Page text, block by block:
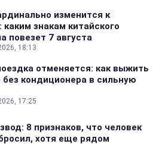
изменится к
знакам китайского
повезет 7 августа
18:13
отменяется: как выжить
без кондиционера в сильную
17:25
8 признаков, что человек
хотя еще рядом